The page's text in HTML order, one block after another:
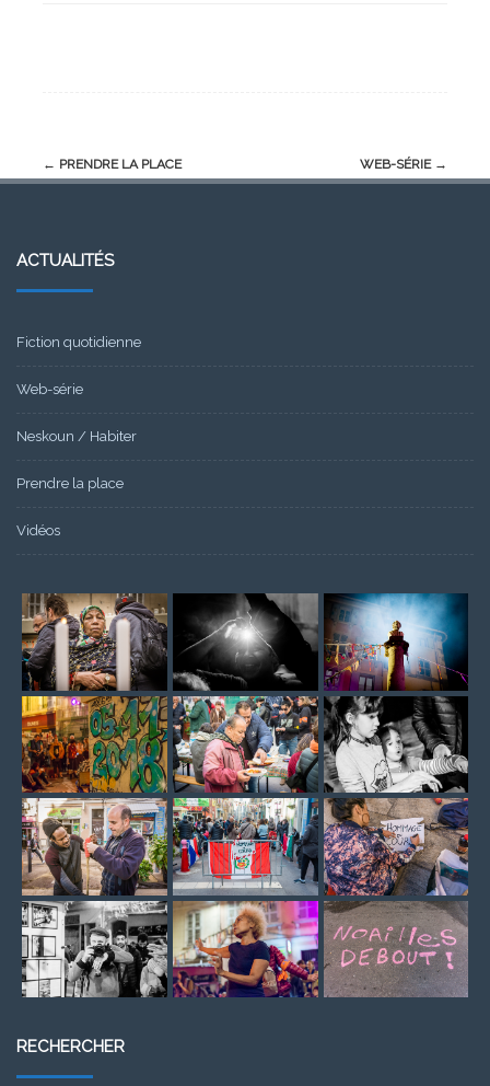
Post
← PRENDRE LA PLACE WEB-SÉRIE →
ACTUALITÉS
Fiction quotidienne
Web-série
Neskoun / Habiter
Prendre la place
Vidéos
RECHERCHER